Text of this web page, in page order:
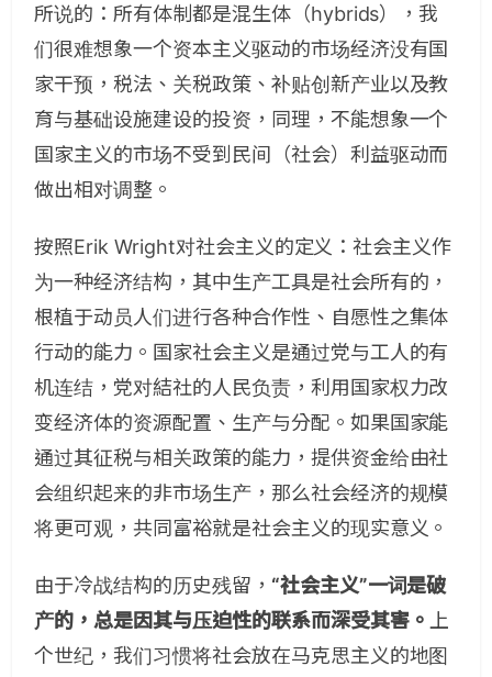
所说的：所有体制都是混生体（hybrids），我
们很难想象一个资本主义驱动的市场经济没有国
家干预，税法、关税政策、补贴创新产业以及教
育与基础设施建设的投资，同理，不能想象一个
国家主义的市场不受到民间（社会）利益驱动而
做出相对调整。
按照Erik Wright对社会主义的定义：社会主义作
为一种经济结构，其中生产工具是社会所有的，
根植于动员人们进行各种合作性、自愿性之集体
行动的能力。国家社会主义是通过党与工人的有
机连结，党对結社的人民负责，利用国家权力改
变经济体的资源配置、生产与分配。如果国家能
通过其征税与相关政策的能力，提供资金给由社
会组织起来的非市场生产，那么社会经济的规模
将更可观，共同富裕就是社会主义的现实意义。
由于冷战结构的历史残留， “社会主义”一词是破
产的，总是因其与压迫性的联系而深受其害。
上
个世纪，我们习惯将社会放在马克思主义的地图